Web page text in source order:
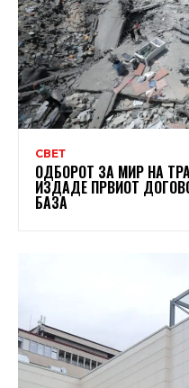
СВЕТ
ОДБОРОТ ЗА МИР НА
ИЗДАДЕ ПРВИОТ
БАЗА